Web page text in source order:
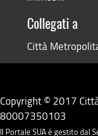
Collegati a
Città
Copyright © 2017
80007350103
Il Portale SUA è gestito dal